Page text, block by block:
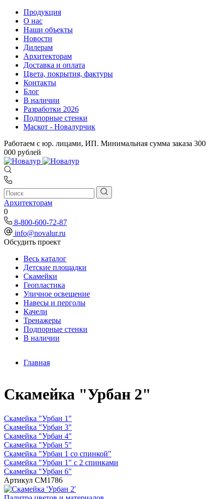
Продукция
О нас
Наши объекты
Новости
Дилерам
Архитекторам
Доставка и оплата
Цвета, покрытия, фактуры
Контакты
Блог
В наличии
Разработки 2026
Подпорные стенки
Маскот - Новалурчик
Работаем с юр. лицами, ИП. Минимальная сумма заказа 300
000 рублей
Архитекторам
0
8-800-600-72-87
info@novalur.ru
Обсудить проект
Весь каталог
Детские площадки
Скамейки
Геопластика
Уличное освещение
Навесы и перголы
Качели
Тренажеры
Подпорные стенки
В наличии
Главная
Скамейка "Урбан 2"
Скамейка "Урбан 1"
Скамейка "Урбан 3"
Скамейка "Урбан 4"
Скамейка "Урбан 5"
Скамейка "Урбан 1 со спинкой"
Скамейка "Урбан 1" с 2 спинками
Скамейка "Урбан 6"
Артикул СМ1786